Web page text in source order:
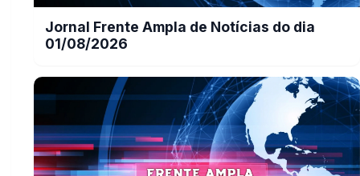
Jornal Frente Ampla de Notícias do dia
01/08/2026